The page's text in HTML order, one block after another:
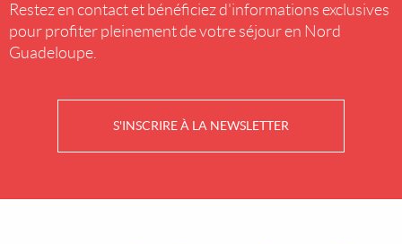
Restez en contact et bénéficiez d'informations exclusives
pour profiter pleinement de votre séjour en Nord
Guadeloupe.
S'INSCRIRE À LA NEWSLETTER